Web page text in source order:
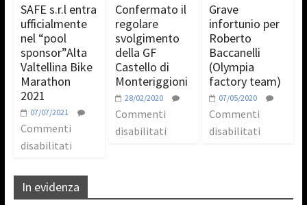
SAFE s.r.l entra
ufficialmente
nel “pool
sponsor”Alta
Valtellina Bike
Marathon
2021
07/07/2021
Commenti
disabilitati
Confermato il
regolare
svolgimento
della GF
Castello di
Monteriggioni
28/02/2020
Commenti
disabilitati
Grave
infortunio per
Roberto
Baccanelli
(Olympia
factory team)
07/05/2020
Commenti
disabilitati
In evidenza